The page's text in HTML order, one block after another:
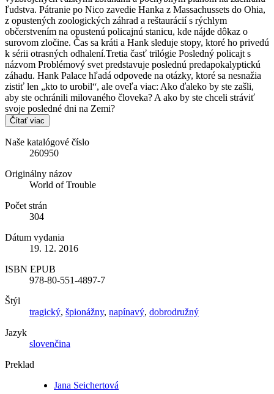
ľudstva. Pátranie po Nico zavedie Hanka z Massachussets do Ohia,
z opustených zoologických záhrad a reštaurácií s rýchlym
občerstvením na opustenú policajnú stanicu, kde nájde dôkaz o
surovom zločine. Čas sa kráti a Hank sleduje stopy, ktoré ho privedú
k sérii otrasných odhalení.Tretia časť trilógie Posledný policajt s
názvom Problémový svet predstavuje poslednú predapokalyptickú
záhadu. Hank Palace hľadá odpovede na otázky, ktoré sa nesnažia
zistiť len „kto to urobil“, ale oveľa viac: Ako ďaleko by ste zašli,
aby ste ochránili milovaného človeka? A ako by ste chceli stráviť
svoje posledné dni na Zemi?
Čítať viac
Naše katalógové číslo
260950
Originálny názov
World of Trouble
Počet strán
304
Dátum vydania
19. 12. 2016
ISBN EPUB
978-80-551-4897-7
Štýl
tragický, špionážny, napínavý, dobrodružný
Jazyk
slovenčina
Preklad
Jana Seichertová